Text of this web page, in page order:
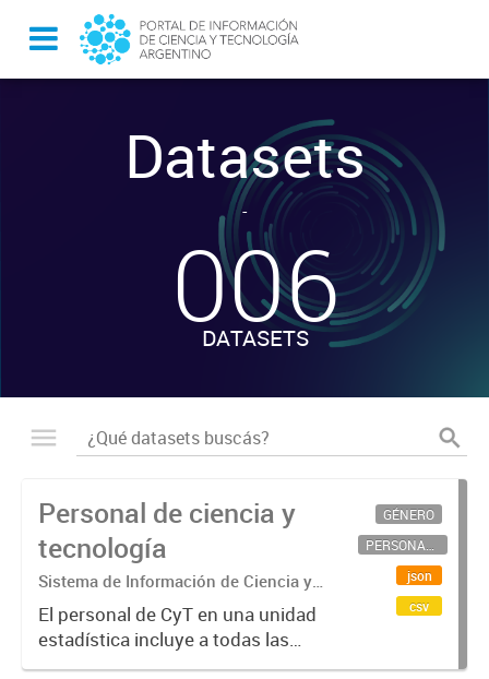
Datasets
-
006
DATASETS
Personal de ciencia y
tecnología
Sistema de Información de Ciencia y
Tecnología Argentino (SICYTAR)
El personal de CyT en una unidad
estadística incluye a todas las
personas involucradas
GÉNERO
PERSONAL CIENTÍFICO-TECNOLÓGICO
json
csv